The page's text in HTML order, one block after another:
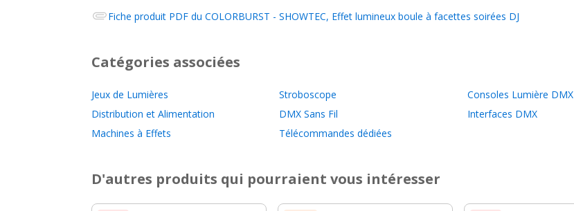
Fiche produit PDF du COLORBURST - SHOWTEC, Effet lumineux boule à facettes soirées DJ
Catégories associées
Jeux de Lumières Stroboscope Consoles Lumière DMX
Distribution et Alimentation
DMX Sans Fil Interfaces DMX
Machines à Effets
Télécommandes dédiées
D'autres produits qui pourraient vous intéresser